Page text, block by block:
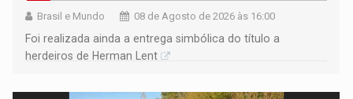
Brasil e Mundo 08 de Agosto de 2026 às 16:00
Foi realizada ainda a entrega simbólica do título a
herdeiros de Herman Lent